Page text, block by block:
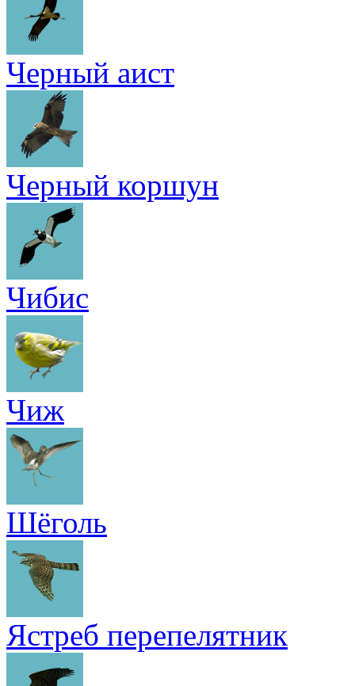
Черный аист
Черный коршун
Чибис
Чиж
Шёголь
Ястреб перепелятник